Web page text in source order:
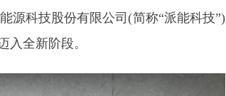
源科技股份有限公司(简称“派能科技”)
入全新阶段。